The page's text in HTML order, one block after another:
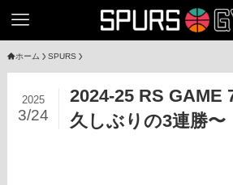
ホーム SPURS
2024-25 RS GAME
久しぶりの3連勝〜
2025
3/24